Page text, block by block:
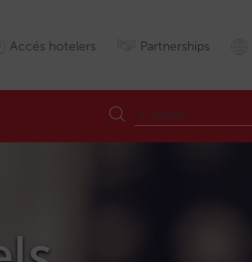
Accés hotelers Partnerships